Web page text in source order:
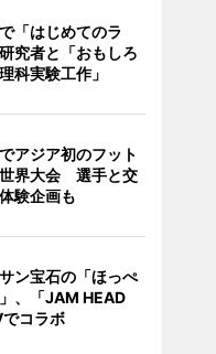
「はじめてのラ
究者と「おもしろ
科実験工作」
アジア初のフット
界大会 選手と交
験企画も
ン宝石の「ほっぺ
、「JAM HEAD
コラボ